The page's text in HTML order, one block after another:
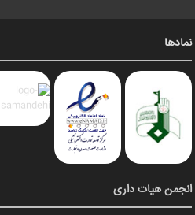
نمادها
انجمن هیات داری